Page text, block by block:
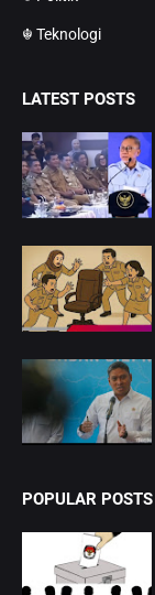
☬ Teknologi
LATEST POSTS
POPULAR POSTS